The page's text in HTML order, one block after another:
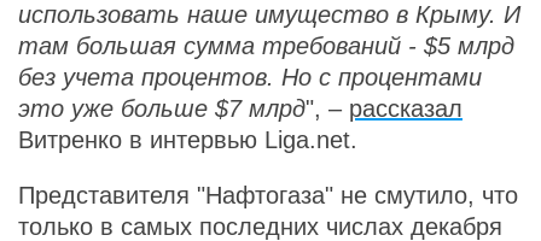
использовать наше имущество в Крыму. И
там большая сумма требований - $5 млрд
без учета процентов. Но с процентами
это уже больше $7 млрд", – рассказал
Витренко в интервью Liga.net.
Представителя "Нафтогаза" не смутило, что
только в самых последних числах декабря